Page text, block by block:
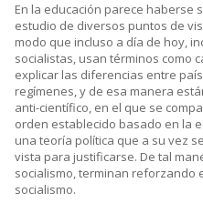
En la educación parece haberse
estudio de diversos puntos de
modo que incluso a día de hoy,
socialistas, usan términos como
explicar las diferencias entre
regímenes, y de esa manera
anti-científico, en el que se
orden establecido basado en la
una teoría política que a su vez
vista para justificarse. De tal
socialismo, terminan reforzando
socialismo.